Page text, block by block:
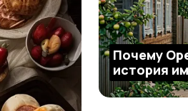
Почему
история